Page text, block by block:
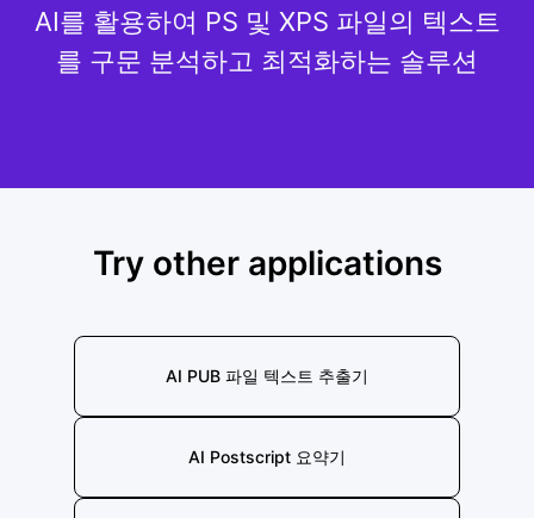
AI를 활용하여 PS 및 XPS 파일의 텍스트
를 구문 분석하고 최적화하는 솔루션
Try other applications
AI PUB 파일 텍스트 추출기
AI Postscript 요약기